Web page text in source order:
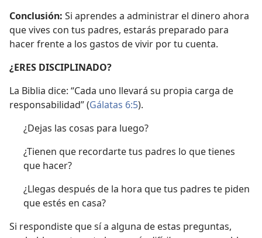
Conclusión: Si aprendes a administrar el dinero ahora
que vives con tus padres, estarás preparado para
hacer frente a los gastos de vivir por tu cuenta.
¿ERES DISCIPLINADO?
La Biblia dice: “Cada uno llevará su propia carga de
responsabilidad” (Gálatas 6:5).
¿Dejas las cosas para luego?
¿Tienen que recordarte tus padres lo que tienes
que hacer?
¿Llegas después de la hora que tus padres te piden
que estés en casa?
Si respondiste que sí a alguna de estas preguntas,